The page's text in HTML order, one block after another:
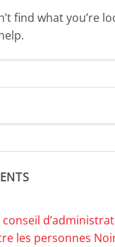
find what you’re
les personnes